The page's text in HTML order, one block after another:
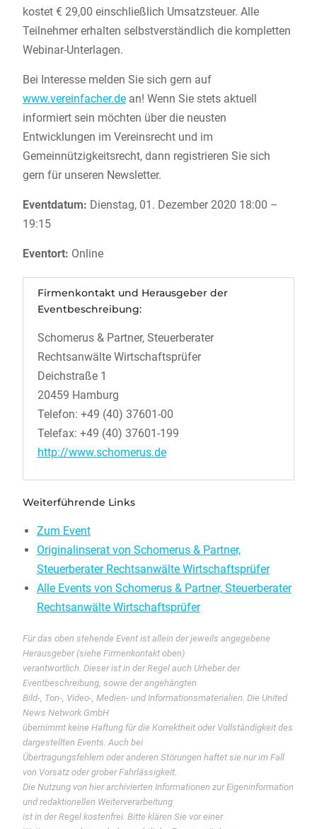
kostet € 29,00 einschließlich Umsatzsteuer. Alle
Teilnehmer erhalten selbstverständlich die kompletten
Webinar-Unterlagen.
Bei Interesse melden Sie sich gern auf
www.vereinfacher.dean! Wenn Sie stets aktuell
informiert sein möchten über die neusten
Entwicklungen im Vereinsrecht und im
Gemeinnützigkeitsrecht, dann registrieren Sie sich
gern für unseren Newsletter.
Eventdatum: Dienstag, 01. Dezember 2020 18:00 –
19:15
Eventort: Online
Firmenkontakt und Herausgeber der
Eventbeschreibung:
Schomerus & Partner, Steuerberater
Rechtsanwälte Wirtschaftsprüfer
Deichstraße 1
20459 Hamburg
Telefon: +49 (40) 37601-00
Telefax: +49 (40) 37601-199
http://www.schomerus.de
Weiterführende Links
Zum Event
Originalinserat von Schomerus & Partner,
Steuerberater Rechtsanwälte Wirtschaftsprüfer
Alle Events von Schomerus & Partner, Steuerberater
Rechtsanwälte Wirtschaftsprüfer
Für das oben stehende Event ist allein der jeweils angegebene
Herausgeber (siehe Firmenkontakt oben)
verantwortlich. Dieser ist in der Regel auch Urheber der
Eventbeschreibung, sowie der angehängten
Bild-, Ton-, Video-, Medien- und Informationsmaterialien. Die United
News Network GmbH
übernimmt keine Haftung für die Korrektheit oder Vollständigkeit des
dargestellten Events. Auch bei
Übertragungsfehlern oder anderen Störungen haftet sie nur im Fall
von Vorsatz oder grober Fahrlässigkeit.
Die Nutzung von hier archivierten Informationen zur Eigeninformation
und redaktionellen Weiterverarbeitung
ist in der Regel kostenfrei. Bitte klären Sie vor einer